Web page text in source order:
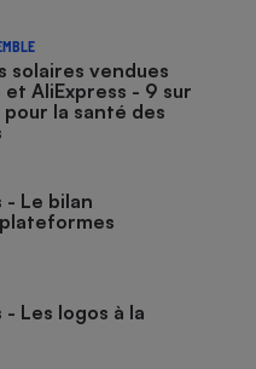
solaires vendues
et AliExpress - 9 sur
la santé des
- Le bilan
Les logos à la